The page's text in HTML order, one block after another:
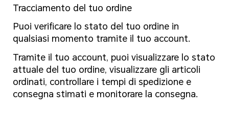
Tracciamento del tuo ordine
Puoi verificare lo stato del tuo ordine in
qualsiasi momento tramite il tuo account.
Tramite il tuo account, puoi visualizzare lo stato
attuale del tuo ordine, visualizzare gli articoli
ordinati, controllare i tempi di spedizione e
consegna stimati e monitorare la consegna.